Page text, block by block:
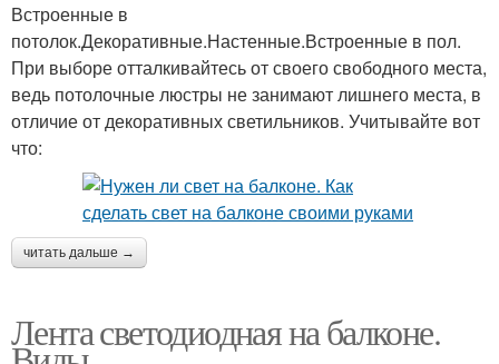
Встроенные в
потолок.Декоративные.Настенные.Встроенные в пол.
При выборе отталкивайтесь от своего свободного места,
ведь потолочные люстры не занимают лишнего места, в
отличие от декоративных светильников. Учитывайте вот
что:
читать дальше →
Лента светодиодная на балконе.